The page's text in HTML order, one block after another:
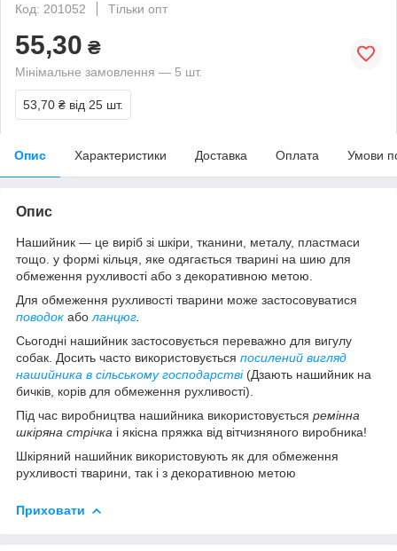
Код: 201052
Тільки опт
55,30 ₴
Мінімальне замовлення — 5 шт.
53,70 ₴ від 25 шт.
Опис Характеристики Доставка Оплата Умови
Опис
Нашийник — це виріб зі шкіри, тканини, металу, пластмаси
тощо. у формі кільця, яке одягається тварині на шию для
обмеження рухливості або з декоративною метою.
Для обмеження рухливості тварини може застосовуватися
поводок або ланцюг
Сьогодні нашийник застосовується переважно для вигулу
собак. Досить часто використовується посилений вигляд
нашийника в сільському господарстві(Дзають нашийник на
бичків, корів для обмеження рухливості).
Під час виробництва нашийника використовується ремінна
шкіряна стрічка і якісна пряжка від вітчизняного виробника!
Шкіряний нашийник використовують як для обмеження
рухливості тварини, так і з декоративною метою
Приховати